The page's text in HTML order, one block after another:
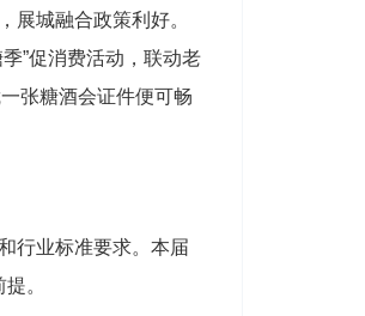
展城融合政策利好。
”促消费活动，联动老
张糖酒会证件便可畅
行业标准要求。本届
。